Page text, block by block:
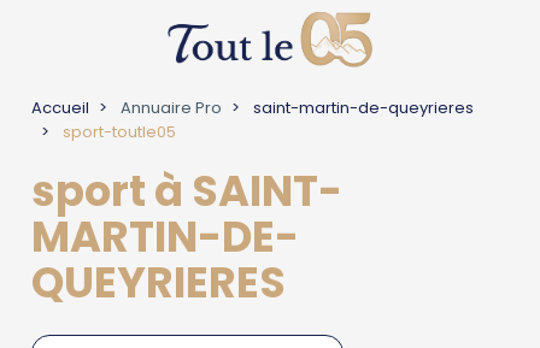
Accueil Annuaire Pro
saint-martin-de-queyrieres
sport-toutle05
sport à SAINT-
MARTIN-DE-
QUEYRIERES